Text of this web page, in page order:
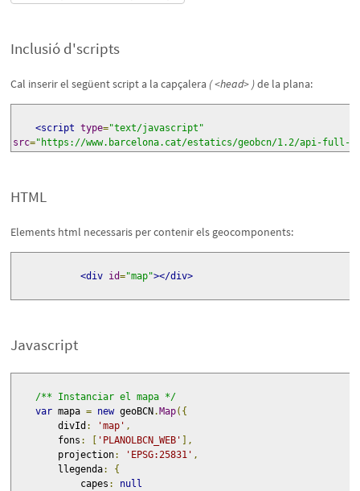
Inclusió d'scripts
Cal inserir el següent script a la capçalera ( <head> )de la plana:
<script type="text/javascript"
src="https://www.barcelona.cat/estatics/geobcn/1.2/api-full-
HTML
Elements html necessaris per contenir els geocomponents:
<div id="map"></div>
Javascript
/** Instanciar el mapa */
var mapa = new geoBCN.Map({
        divId
: 'map' ,
        fons
: [ 'PLANOLBCN_WEB' ],
        projection
: 'EPSG:25831' ,
        llegenda
:
{
            capes
:
null